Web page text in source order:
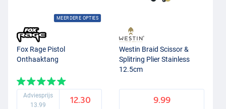
MEERDERE OPTIES
Fox Rage Pistol
Onthaaktang
Adviesprijs
13.99
12.30
Westin Braid Scissor &
Splitring Plier Stainless
12.5cm
9.99